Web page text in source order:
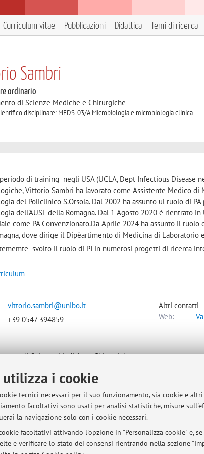
i cookie
tecnici necessari per il suo funzionamento, sia cookie e
facoltativi sono usati per analisi statistiche, misure
la navigazione solo con i cookie necessari.
facoltativi attivando l'opzione in "Personalizza cookie" e,
e verificare lo stato dei consensi rientrando nella sezione
Curriculum vitae Pubblicazioni Didattica Temi di ricerca
Sambri
ordinario
di Scienze Mediche e Chirurgiche
disciplinare: MEDS-03/A Microbiologia e microbiologia clinica
di training negli USA (UCLA, Dept Infectious Disease
Vittorio Sambri ha lavorato come Assistente Medico di
del Policlinico S.Orsola. Dal 2002 ha assunto ul ruolo di
dell'AUSL della Romagna. Dal 1 Agosto 2020 è rientrato
come PA Convenzionato.Da Aprile 2024 ha assunto il
dove dirige il Dipèartimento di Medicina di Laboratorio
svolto il ruolo di PI in numerosi progetti di ricerca
vittorio.sambri@unibo.it
+39 0547 394859
Altri contatti
Web:
di Scienze Mediche e Chirurgiche
degli studenti è stabilito dopo/prima gli orari di lezione
Sono altresi disponibile sempre attraverso e-